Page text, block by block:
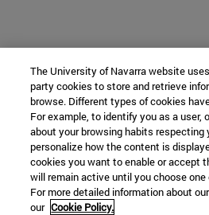
The University of Navarra website
party cookies to store and retrieve
browse. Different types of cookies
For example, to identify you as a user,
about your browsing habits respecting
personalize how the content is
cookies you want to enable or accept
will remain active until you choose
For more detailed information about
our Cookie Policy.